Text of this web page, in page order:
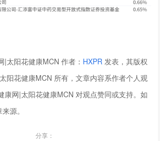
|太阳花健康MCN 作者： HXPR 发表，其版权
阳花健康MCN 所有，文章内容系作者个人观
康网|太阳花健康MCN 对观点赞同或支持。如
源。
分享：